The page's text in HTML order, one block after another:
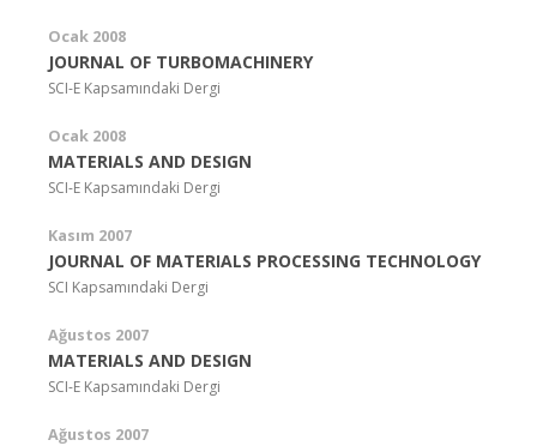
Ocak 2008
JOURNAL OF TURBOMACHINERY
SCI-E Kapsamındaki Dergi
Ocak 2008
MATERIALS AND DESIGN
SCI-E Kapsamındaki Dergi
Kasım 2007
JOURNAL OF MATERIALS PROCESSING TECHNOLOGY
SCI Kapsamındaki Dergi
Ağustos 2007
MATERIALS AND DESIGN
SCI-E Kapsamındaki Dergi
Ağustos 2007